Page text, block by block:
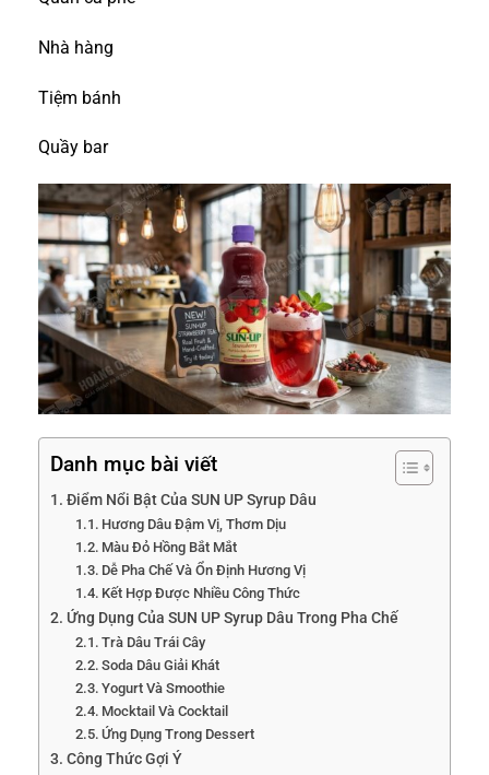
Nhà hàng
Tiệm bánh
Quầy bar
Danh mục bài viết
Điểm Nổi Bật Của SUN UP Syrup Dâu
Hương Dâu Đậm Vị, Thơm Dịu
Màu Đỏ Hồng Bắt Mắt
Dễ Pha Chế Và Ổn Định Hương Vị
Kết Hợp Được Nhiều Công Thức
Ứng Dụng Của SUN UP Syrup Dâu Trong Pha Chế
Trà Dâu Trái Cây
Soda Dâu Giải Khát
Yogurt Và Smoothie
Mocktail Và Cocktail
Ứng Dụng Trong Dessert
Công Thức Gợi Ý